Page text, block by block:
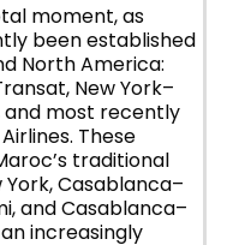
moment, as
been established
North America:
New York–
and most recently
These
traditional
Casablanca–
and Casablanca–
increasingly